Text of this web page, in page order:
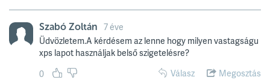
Szabó Zoltán 7 éve
Üdvözletem.A kérdésem az lenne hogy milyen vastagságu
xps lapot használjak belső szigetelésre?
0
Válasz Megosztás